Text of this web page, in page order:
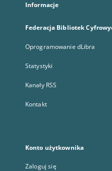
Informacje
Federacja Bibliotek
Oprogramowanie dLibra
Statystyki
Kanały RSS
Kontakt
Konto użytkownika
Zaloguj się